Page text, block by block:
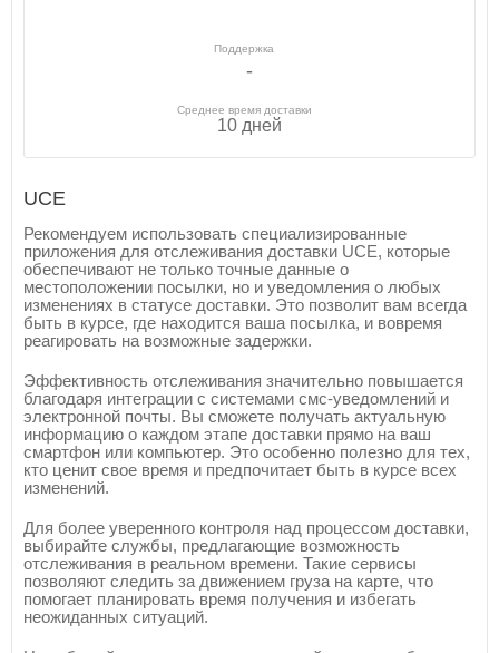
Поддержка
-
Среднее время доставки
10 дней
UCE
Рекомендуем использовать специализированные
приложения для отслеживания доставки UCE, которые
обеспечивают не только точные данные о
местоположении посылки, но и уведомления о любых
изменениях в статусе доставки. Это позволит вам всегда
быть в курсе, где находится ваша посылка, и вовремя
реагировать на возможные задержки.
Эффективность отслеживания значительно повышается
благодаря интеграции с системами смс-уведомлений и
электронной почты. Вы сможете получать актуальную
информацию о каждом этапе доставки прямо на ваш
смартфон или компьютер. Это особенно полезно для тех,
кто ценит свое время и предпочитает быть в курсе всех
изменений.
Для более уверенного контроля над процессом доставки,
выбирайте службы, предлагающие возможность
отслеживания в реальном времени. Такие сервисы
позволяют следить за движением груза на карте, что
помогает планировать время получения и избегать
неожиданных ситуаций.